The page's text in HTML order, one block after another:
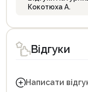
Кокотюха А.
Відгуки
Написати